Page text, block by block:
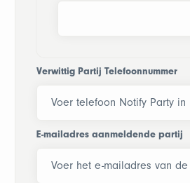
Verwittig Partij Telefoonnummer
E-mailadres aanmeldende partij